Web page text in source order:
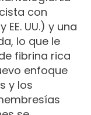
con
UU.) y una
lo que le
fibrina rica
enfoque
y los